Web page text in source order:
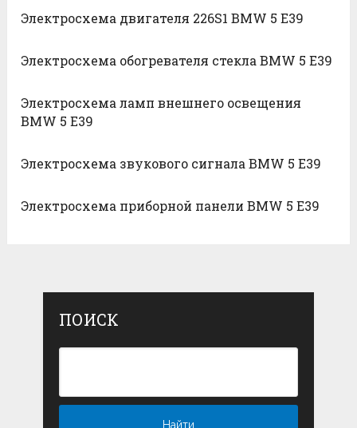
Электросхема двигателя 226S1 BMW 5 E39
Электросхема обогревателя стекла BMW 5 E39
Электросхема ламп внешнего освещения
BMW 5 E39
Электросхема звукового сигнала BMW 5 E39
Электросхема приборной панели BMW 5 E39
ПОИСК